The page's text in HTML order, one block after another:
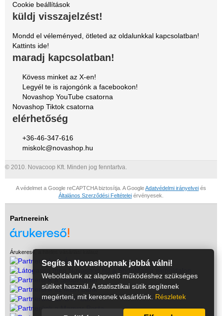
Cookie beállítások
küldj visszajelzést!
Mondd el véleményed, ötleted az oldalunkkal kapcsolatban!
Kattints ide!
maradj kapcsolatban!
Kövess minket az X-en!
Legyél te is rajongónk a facebookon!
Novashop YouTube csatorna
Novashop Tiktok csatorna
elérhetőség
+36-46-347-616
miskolc@novashop.hu
© 2010. Novacoop Kft. Minden jog fenntartva.
A védelmet a Google reCAPTCHA biztosítja. A GoogleAdatvédelmi irányelvei és
Általános Szerződési Feltételei érvényesek.
Partnereink
Árukereső, a hiteles vásárlási kalauz
Segíts a Novashopnak jobbá válni!
Weboldalunk az alapvető működéshez szükséges
sütiket használ. A statisztikai sütik segítenek
megérteni, mit keresnek vásárlóink. Részletek